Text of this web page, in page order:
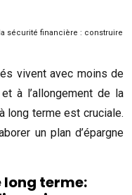
sécurité financière : construire
vivent avec moins de
à l’allongement de la
long terme est cruciale.
un plan d’épargne
long terme: